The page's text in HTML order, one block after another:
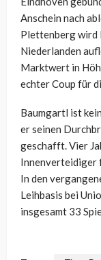
Anschein nach
Plettenberg wird
Niederlanden
Marktwert in
echter Coup für
Baumgartl ist
er seinen
geschafft. Vier
Innenverteidiger
In den
Leihbasis bei
insgesamt 33